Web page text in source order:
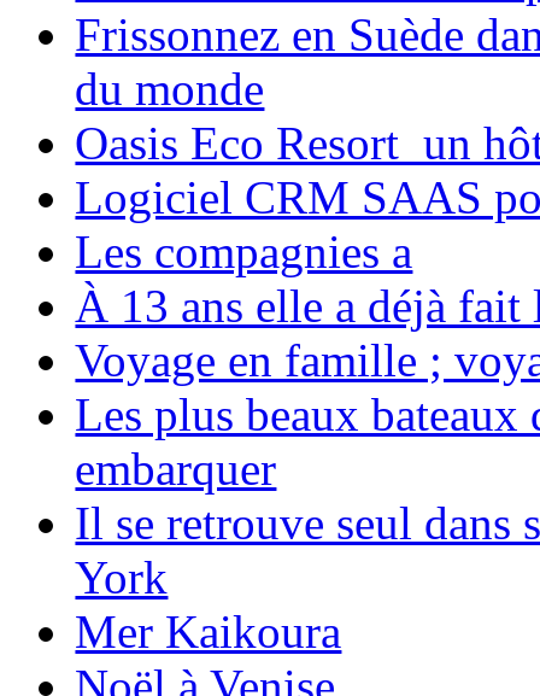
Frissonnez en Suède
du monde
Oasis Eco Resort un
Logiciel CRM SAAS
Les compagnies a
À 13 ans elle a déjà
Voyage en famille ;
Les plus beaux bateaux
embarquer
Il se retrouve seul dans
York
Mer Kaikoura